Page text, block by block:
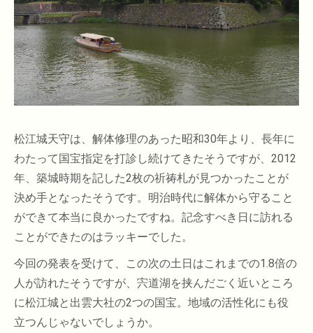
松江城天守は、解体修理のあった昭和30年より、長年に
わたって国宝指定を打診し続けてきたそうですが、2012
年、築城時期を記した2枚の祈祷札が見つかったことが
決め手となったそうです。明治時代に解体から守ること
ができて本当に良かったですね。記念すべき日に訪れる
ことができたのはラッキーでした。
今回の発表を受けて、この次の土日はこれまでの1.8倍の
人が訪れたそうですが、宍道湖を挟んだごく近いところ
に松江城と出雲大社の2つの国宝。地域の活性化にも役
立つんじゃないでしょうか。